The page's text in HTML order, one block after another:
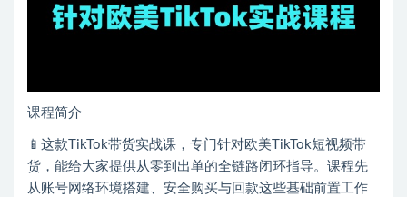
课程简介
📱这款TikTok带货实战课，专门针对欧美TikTok短视频带
货，能给大家提供从零到出单的全链路闭环指导。课程先
从账号网络环境搭建、安全购买与回款这些基础前置工作